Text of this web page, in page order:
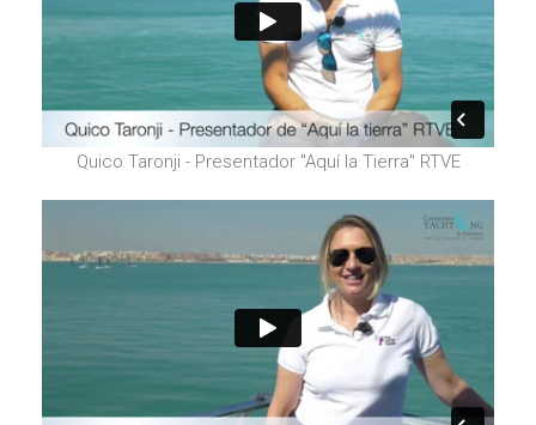
Quico Taronji - Presentador "Aquí la Tierra" RTVE